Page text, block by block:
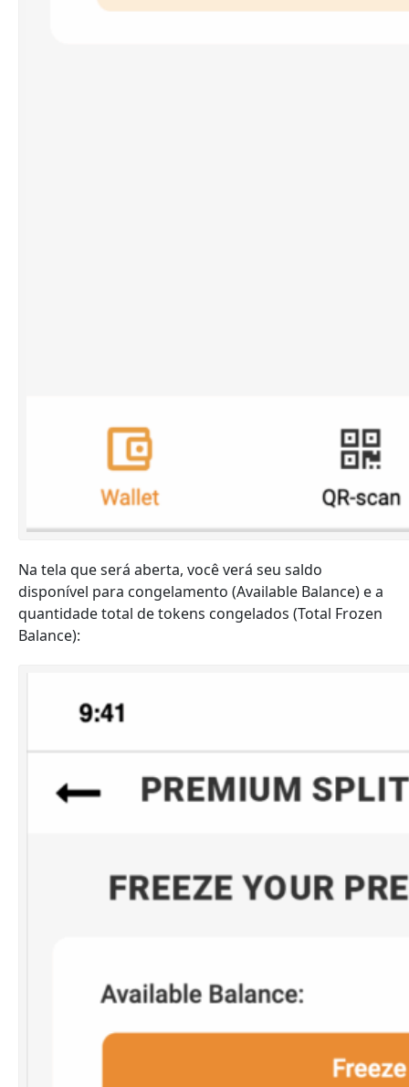
Na tela que será aberta, você verá seu saldo
disponível para congelamento (Available Balance) e a
quantidade total de tokens congelados (Total Frozen
Balance):